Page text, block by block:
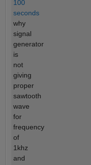
100
seconds
why
signal
generator
is
not
giving
proper
sawtooth
wave
for
frequency
of
1khz
and